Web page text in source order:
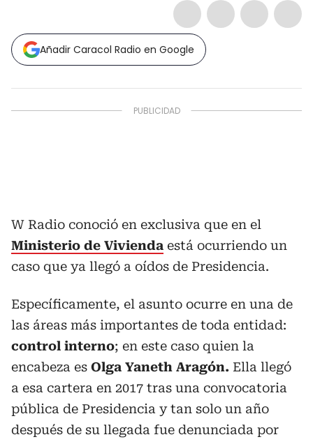
Añadir Caracol Radio en Google
W Radio conoció en exclusiva que en el
Ministerio de Vivienda está ocurriendo un
caso que ya llegó a oídos de Presidencia.
Específicamente, el asunto ocurre en una de
las áreas más importantes de toda entidad:
control interno; en este caso quien la
encabeza es Olga Yaneth Aragón. Ella llegó
a esa cartera en 2017 tras una convocatoria
pública de Presidencia y tan solo un año
después de su llegada fue denunciada por